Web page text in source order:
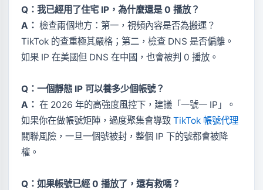
Q：我已經用了住宅 IP，為什麼還是 0 播放？
A： 檢查兩個地方：第一，視頻內容是否為搬運？
TikTok 的查重極其嚴格；第二，檢查 DNS 是否偏離。
如果 IP 在美國但 DNS 在中國，也會被判 0 播放。
Q：一個靜態 IP 可以養多少個帳號？
A： 在 2026 年的高強度風控下，建議「一號一 IP」。
如果你在做帳號矩陣，過度聚集會導致 TikTok 帳號代理
關聯風險，一旦一個號被封，整個 IP 下的號都會被降
權。
Q：如果帳號已經 0 播放了，還有救嗎？